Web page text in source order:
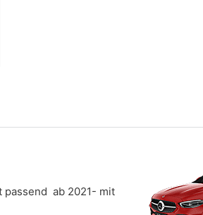
passend ab 2021- mit